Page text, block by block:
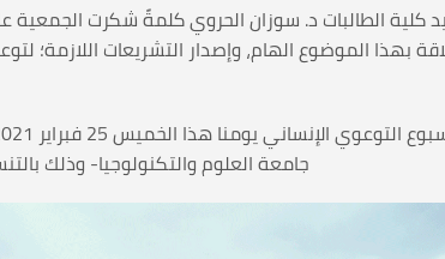
كلية الطالبات د. سوزان الحروي كلمةً شكرت
بهذا الموضوع الهام، وإصدار التشريعات اللازمة؛
جامعة العلوم والتكنولوجيا- وذلك